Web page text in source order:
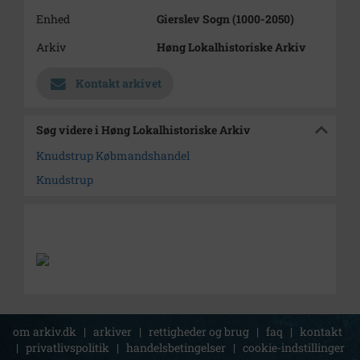
Enhed
Gierslev Sogn (1000-2050)
Arkiv
Høng Lokalhistoriske Arkiv
Kontakt arkivet
Søg videre i Høng Lokalhistoriske Arkiv
Knudstrup Købmandshandel
Knudstrup
om arkiv.dk | arkiver | rettigheder og brug | faq | kontakt
| privatlivspolitik | handelsbetingelser | cookie-indstillinger